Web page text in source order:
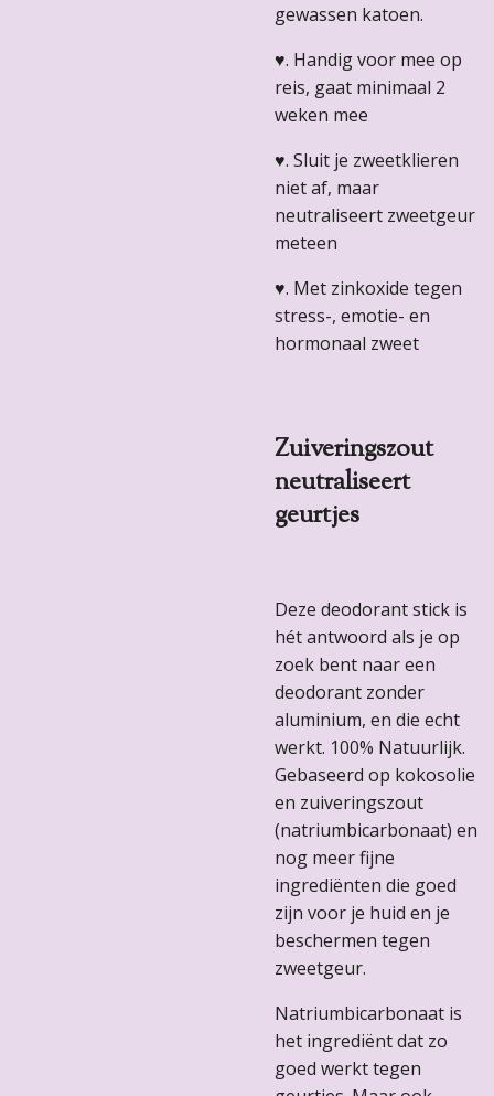
gewassen katoen.
♥. Handig voor mee op
reis, gaat minimaal 2
weken mee
♥. Sluit je zweetklieren
niet af, maar
neutraliseert zweetgeur
meteen
♥. Met zinkoxide tegen
stress-, emotie- en
hormonaal zweet
Zuiveringszout
neutraliseert
geurtjes
Deze deodorant stick is
hét antwoord als je op
zoek bent naar een
deodorant zonder
aluminium, en die echt
werkt. 100% Natuurlijk.
Gebaseerd op kokosolie
en zuiveringszout
(natriumbicarbonaat) en
nog meer fijne
ingrediënten die goed
zijn voor je huid en je
beschermen tegen
zweetgeur.
Natriumbicarbonaat is
het ingrediënt dat zo
goed werkt tegen